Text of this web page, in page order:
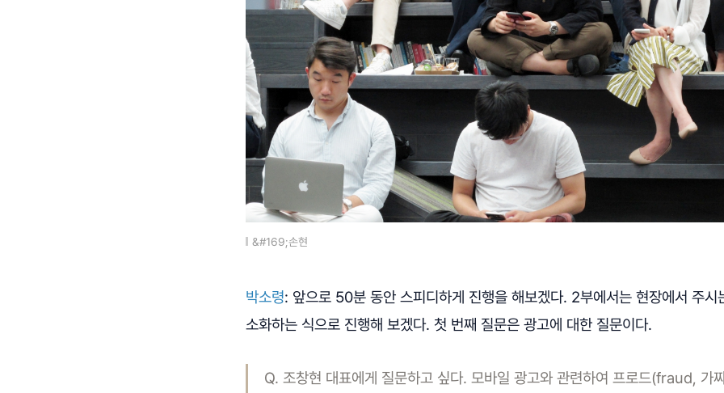
&#169;손현
박소령: 앞으로 50분 동안 스피디하게 진행을 해보겠다. 2부에서는 현장에서 주시
소화하는 식으로 진행해 보겠다. 첫 번째 질문은 광고에 대한 질문이다.
Q. 조창현 대표에게 질문하고 싶다. 모바일 광고와 관련하여 프로드(fraud, 가